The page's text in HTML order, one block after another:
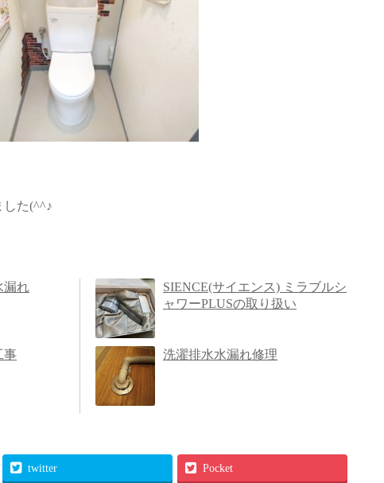
した(^^♪
漏れ
事
SIENCE(サイエンス) ミラブルシ
ャワーPLUSの取り扱い
洗濯排水水漏れ修理
twitter Pocket